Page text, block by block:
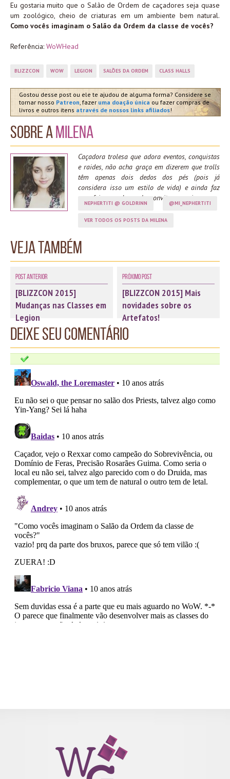
Eu gostaria muito que o Salão de Ordem de caçadores seja quase
um zoológico, cheio de criaturas em um ambiente bem natural.
Como vocês imaginam o Salão da Ordem da classe de vocês?
Referência: WoWHead
BLIZZCON WOW LEGION SALÕES DA ORDEM CLASS HALLS
Gostou desse post ou ele te ajudou de alguma forma? Considere se
tornar nosso Patreon, fazer uma doação única ou fazer compras de
livros e outros itens através de nossos links afiliados!
Sobre aMilena
Caçadora trolesa que adora eventos, conquistas
e raides, não acha graça em dizerem que trolls
têm apenas dois dedos dos pés (pois já
considera isso um estilo de vida) e ainda faz
cara feia quando recebe convites para ir arena.
NEPHERTITI @ GOLDRINN @MI_NEPHERTITI
VER TODOS OS POSTS DA MILENA
Veja também
Post Anterior
[BLIZZCON 2015]
Mudanças nas Classes em
Legion
Próximo Post
[BLIZZCON 2015] Mais
novidades sobre os
Artefatos!
Deixe seu comentário